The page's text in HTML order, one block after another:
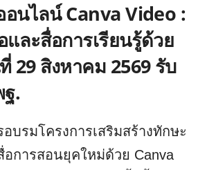
นไลน์ Canva Video :
และสื่อการเรียนรู้ด้วย
29 สิงหาคม 2569 รับ
.
บรมโครงการเสริมสร้างทักษะ
อการสอนยุคใหม่ด้วย Canva